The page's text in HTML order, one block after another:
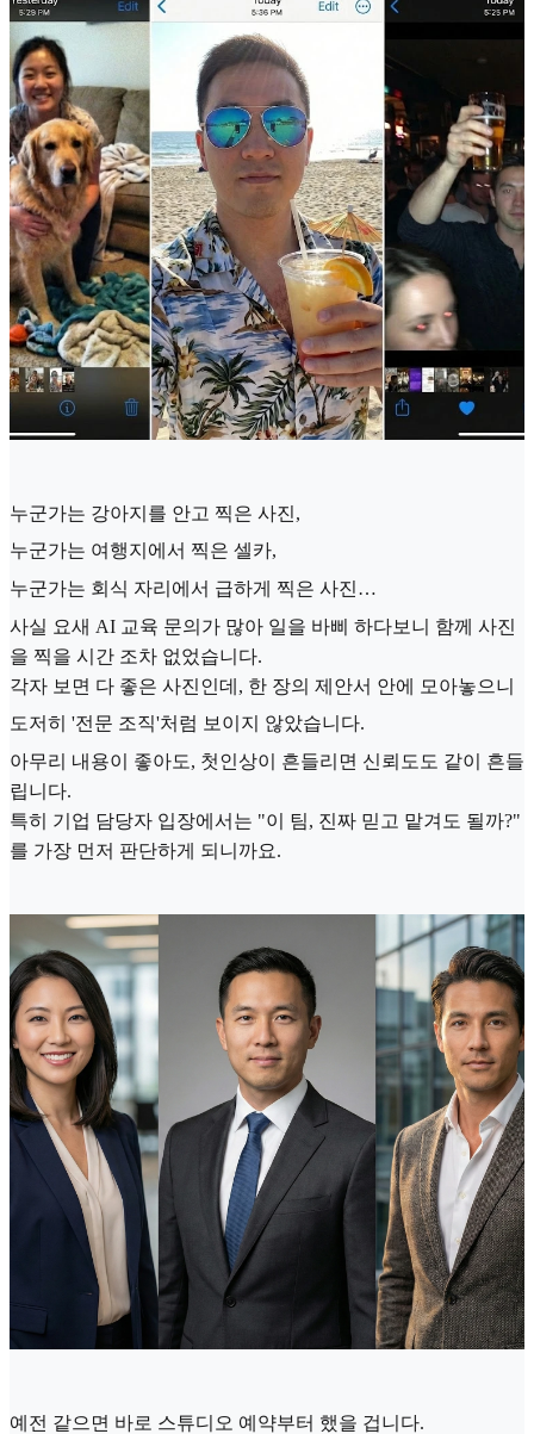
누군가는 강아지를 안고 찍은 사진,
누군가는 여행지에서 찍은 셀카,
누군가는 회식 자리에서 급하게 찍은 사진…
사실 요새 AI 교육 문의가 많아 일을 바삐 하다보니 함께 사진
을 찍을 시간 조차 없었습니다.
각자 보면 다 좋은 사진인데, 한 장의 제안서 안에 모아놓으니
도저히 '전문 조직'처럼 보이지 않았습니다.
아무리 내용이 좋아도, 첫인상이 흔들리면 신뢰도도 같이 흔들
립니다.
특히 기업 담당자 입장에서는 "이 팀, 진짜 믿고 맡겨도 될까?"
를 가장 먼저 판단하게 되니까요.
예전 같으면 바로 스튜디오 예약부터 했을 겁니다.